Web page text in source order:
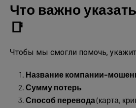
Что важно
📑
Чтобы мы смогли помочь,
Название компании-
Сумму потерь
Способ перевода (карта,